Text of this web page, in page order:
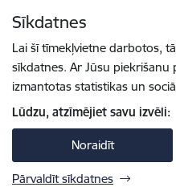
Sīkdatnes
Lai šī tīmekļvietne darbotos,
sīkdatnes. Ar Jūsu piekrišanu
izmantotas statistikas un
Lūdzu, atzīmējiet savu izvēli:
Noraidīt
Pārvaldīt sīkdatnes